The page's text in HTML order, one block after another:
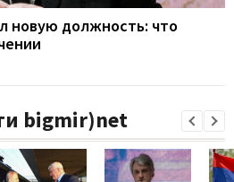
новую должность: что
bigmir)net